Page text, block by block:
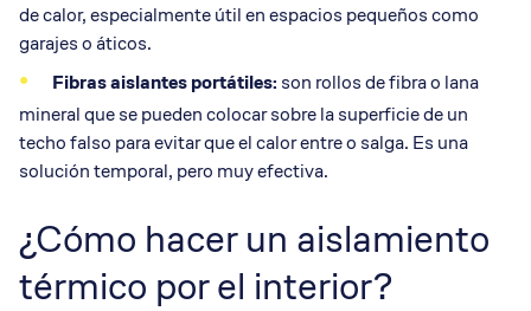
de calor, especialmente útil en espacios pequeños como
garajes o áticos.
Fibras aislantes portátiles: son rollos de fibra o lana
mineral que se pueden colocar sobre la superficie de un
techo falso para evitar que el calor entre o salga. Es una
solución temporal, pero muy efectiva.
¿Cómo hacer un aislamiento
térmico por el interior?